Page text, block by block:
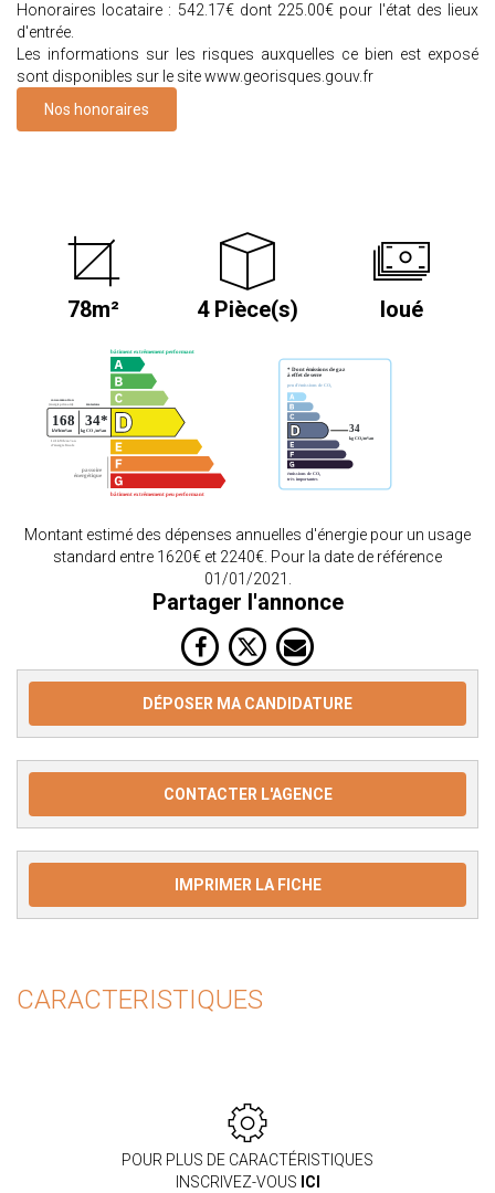
Honoraires locataire : 542.17€ dont 225.00€ pour l'état des lieux
d'entrée.
Les informations sur les risques auxquelles ce bien est exposé
sont disponibles sur le site www.georisques.gouv.fr
Nos honoraires
78m² 4 Pièce(s) loué
Montant estimé des dépenses annuelles d'énergie pour un usage
standard entre 1620€ et 2240€. Pour la date de référence
01/01/2021.
Partager l'annonce
DÉPOSER MA CANDIDATURE
CONTACTER L'AGENCE
IMPRIMER LA FICHE
CARACTERISTIQUES
POUR PLUS DE CARACTÉRISTIQUES
INSCRIVEZ-VOUS ICI